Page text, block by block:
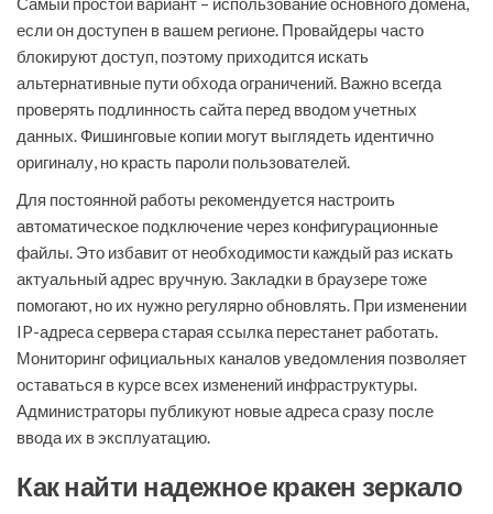
если он доступен в вашем регионе. Провайдеры часто
блокируют доступ, поэтому приходится искать
альтернативные пути обхода ограничений. Важно всегда
проверять подлинность сайта перед вводом учетных
данных. Фишинговые копии могут выглядеть идентично
оригиналу, но красть пароли пользователей.
Для постоянной работы рекомендуется настроить
автоматическое подключение через конфигурационные
файлы. Это избавит от необходимости каждый раз искать
актуальный адрес вручную. Закладки в браузере тоже
помогают, но их нужно регулярно обновлять. При изменении
IP-адреса сервера старая ссылка перестанет работать.
Мониторинг официальных каналов уведомления позволяет
оставаться в курсе всех изменений инфраструктуры.
Администраторы публикуют новые адреса сразу после
ввода их в эксплуатацию.
Как найти надежное кракен зеркало